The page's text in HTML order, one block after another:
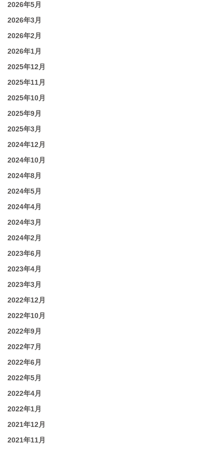
2026年5月
2026年3月
2026年2月
2026年1月
2025年12月
2025年11月
2025年10月
2025年9月
2025年3月
2024年12月
2024年10月
2024年8月
2024年5月
2024年4月
2024年3月
2024年2月
2023年6月
2023年4月
2023年3月
2022年12月
2022年10月
2022年9月
2022年7月
2022年6月
2022年5月
2022年4月
2022年1月
2021年12月
2021年11月